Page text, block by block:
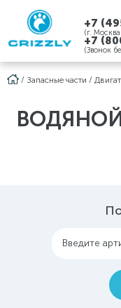
+7
(г.
+7
(Звонок
/ Запасные части /
Введите